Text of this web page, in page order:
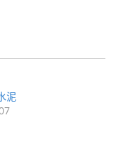
泥